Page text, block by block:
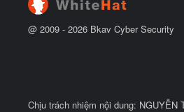
@ 2009 - 2026 Bkav Cyber Security
Chịu trách nhiệm nội dung: NGUYỄN